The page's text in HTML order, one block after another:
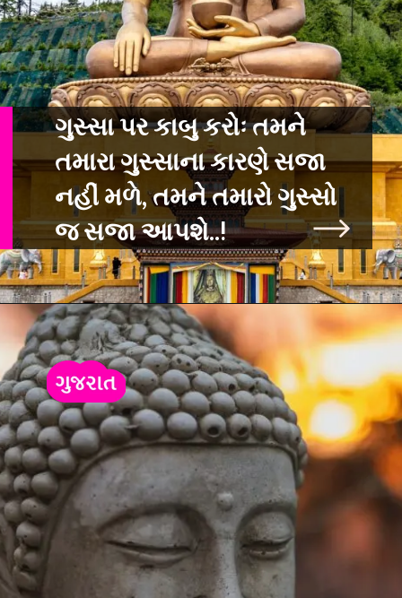
ગુસ્સા પર કાબુ કરોઃ તમને
તમારા ગુસ્સાના કારણે સજા
નહીં મળે, તમને તમારોગુસ્સો
જ સજા આપશે..!